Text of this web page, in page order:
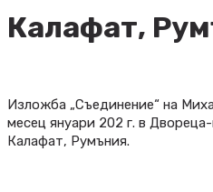
Калафат,
Изложба „Съединение“ на
месец януари 202 г. в
Калафат, Румъния.